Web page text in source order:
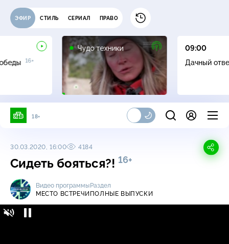
ЭФИР СТИЛЬ СЕРИАЛ ПРАВО
16+
Чудо техники
12+
09:00
Дачный
18+
30.03.2020, 16:00 4184
Сидеть бояться?! 16+
Видео программы
МЕСТО ВСТРЕЧИ
Раздел
ПОЛНЫЕ ВЫПУСКИ